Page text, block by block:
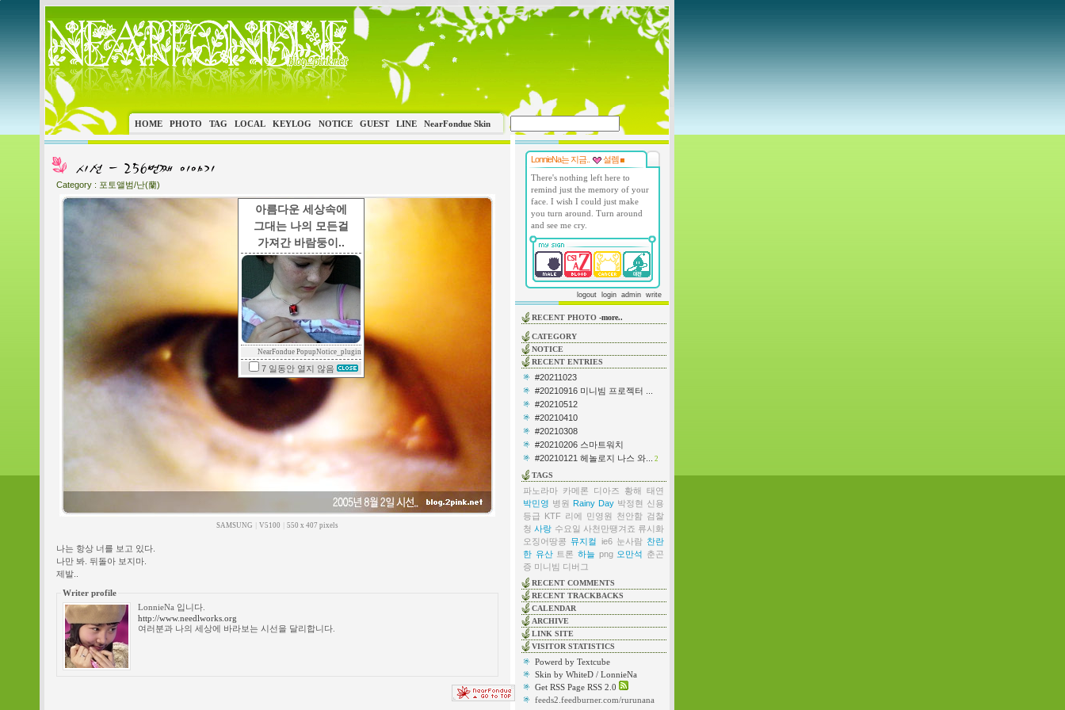
아름다운 세상속에
그대는 나의 모든걸
가져간 바람둥이..
NearFondue PopupNotice_plugin
7 일동안 열지 않음
HOME PHOTO TAG LOCAL KEYLOG NOTICE GUEST LINE NearFondue Skin
Category : 포토앨범/난(蘭)
SAMSUNG V5100 550 x 407 pixels
나는 항상 너를 보고 있다.
나만 봐. 뒤돌아 보지마.
제발..
Writer profile
LonnieNa 입니다.
http://www.needlworks.org
여러분과 나의 세상에 바라보는 시선을 달리합니다.
LonnieNa는 지금..
설렘
There's nothing left here to
remind just the memory of your
face. I wish I could just make
you turn around. Turn around
and see me cry.
logout login admin write
RECENT PHOTO -more..
CATEGORY
NOTICE
RECENT ENTRIES
#20211023
#20210916 미니빔 프로젝터 ...
#20210512
#20210410
#20210308
#20210206 스마트워치
#20210121 헤놀로지 나스 와...
2
TAGS
파노라마 카메론 디아즈 황해 태연
박민영 병원 Rainy Day 박정현 신용
등급 KTF 리에 민영원 천안함 검찰
청 사랑 수요일 사천만땡겨죠 류시화
오징어땅콩 뮤지컬 ie6 눈사람 찬란
한 유산 트론 하늘 png 오만석 춘곤
증 미니빔 디버그
RECENT COMMENTS
RECENT TRACKBACKS
CALENDAR
ARCHIVE
LINK SITE
VISITOR STATISTICS
Powerd by Textcube
Skin by WhiteD / LonnieNa
Get RSS Page RSS 2.0
feeds2.feedburner.com/rurunana